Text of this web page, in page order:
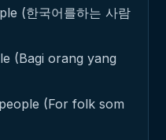
(한국어를하는 사람
(Bagi orang yang
(For folk som